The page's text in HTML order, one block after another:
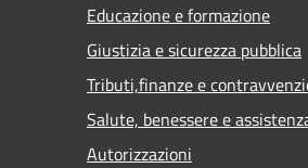
Educazione e formazione
Giustizia e sicurezza pubblica
Tributi,finanze e
Salute, benessere e
Autorizzazioni